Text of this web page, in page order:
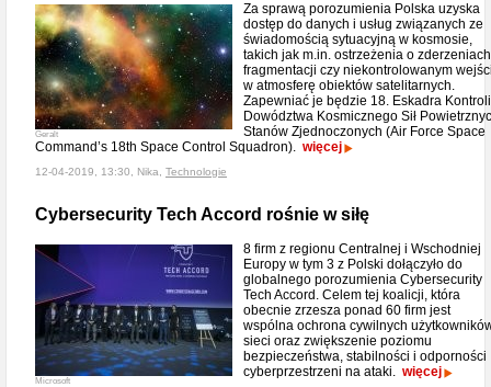
Geralt
Za sprawą porozumienia Polska uzyska
dostęp do danych i usług związanych ze
świadomością sytuacyjną w kosmosie,
takich jak m.in. ostrzeżenia o
fragmentacji czy niekontrolowanym
w atmosferę obiektów satelitarnych.
Zapewniać je będzie 18. Eskadra Kontroli
Dowództwa Kosmicznego Sił
Stanów Zjednoczonych (Air Force Space
Command’s 18th Space Control Squadron). więcej
12-04-2019, 13:30, Nika, Technologie
Cybersecurity Tech Accord rośnie w siłę
Microsoft
8 firm z regionu Centralnej i Wschodniej
Europy w tym 3 z Polski dołączyło do
globalnego porozumienia Cybersecurity
Tech Accord. Celem tej koalicji, która
obecnie zrzesza ponad 60 firm jest
wspólna ochrona cywilnych
sieci oraz zwiększenie poziomu
bezpieczeństwa, stabilności i odporności
cyberprzestrzeni na ataki. więcej